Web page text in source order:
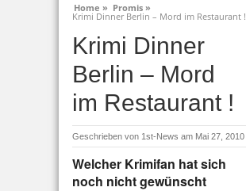
Home » Promis »
Krimi Dinner Berlin – Mord im Restaurant !
Krimi Dinner
Berlin – Mord
im Restaurant !
Geschrieben von 1st-News am Mai 27, 2010
Welcher Krimifan hat sich
noch nicht gewünscht